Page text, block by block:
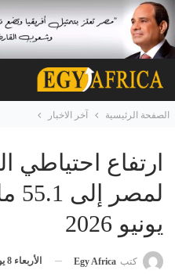
الصفحة الرئيسية آخر الاخبار
ارتفاع احتياطي
يونيو 2026
كتب Egy Africa الأربعاء 8 يوليو, 2026